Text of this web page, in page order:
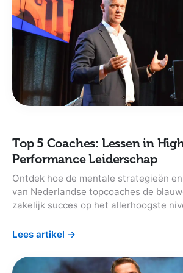
Top 5 Coaches: Lessen in
Performance Leiderschap
Ontdek hoe de mentale strategieën
van Nederlandse topcoaches de
zakelijk succes op het allerhoogste
Lees artikel →